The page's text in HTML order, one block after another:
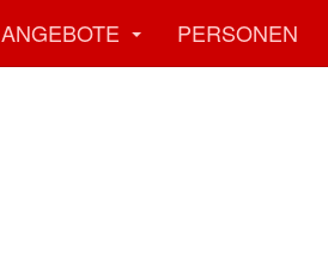
ANGEBOTE PERSONEN